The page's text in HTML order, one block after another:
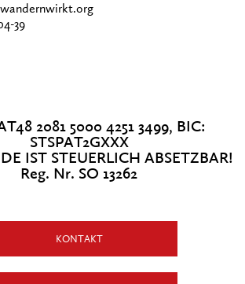
39
2081 5000 4251 3499, BIC:
STSPAT2GXXX
IST STEUERLICH ABSETZBAR!
Reg. Nr. SO 13262
KONTAKT